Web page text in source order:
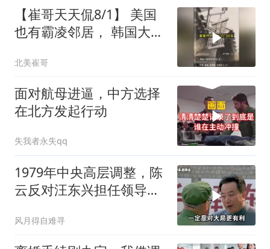
【崔哥天天侃8/1】 美国
也有霸凌邻居， 韩国大爷
北美崔哥
面对航母进逼，中方选择
在北方发起行动
失我者永失qq
1979年中央高层调整，陈
云反对汪东兴担任领导职
风月得自难寻